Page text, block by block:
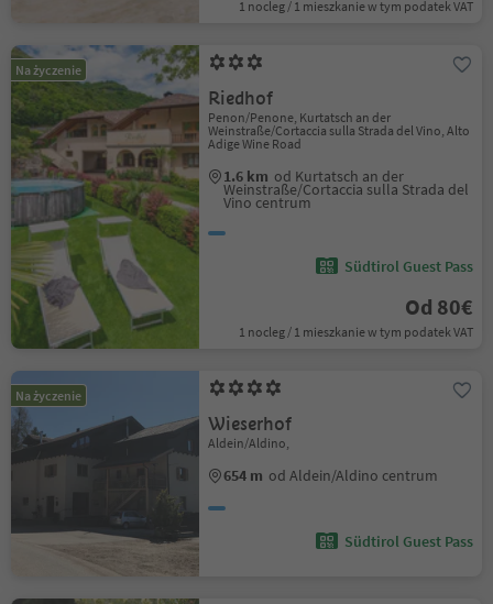
1 nocleg / 1 mieszkanie w tym podatek VAT
Na życzenie
Riedhof
Penon/Penone, Kurtatsch an der
Weinstraße/Cortaccia sulla Strada del Vino, Alto
Adige Wine Road
1.6 km od Kurtatsch an der
Weinstraße/Cortaccia sulla Strada del
Vino centrum
Südtirol Guest Pass
Od 80€
1 nocleg / 1 mieszkanie w tym podatek VAT
Na życzenie
Wieserhof
Aldein/Aldino,
654 m od Aldein/Aldino centrum
Südtirol Guest Pass